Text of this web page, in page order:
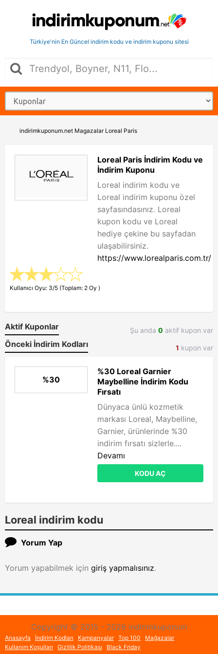
Türkiye'nin En Güncel indirim kodu ve indirim kuponu sitesi
indirimkuponum.net Magazalar Loreal Paris
Loreal Paris İndirim Kodu ve
İndirim Kuponu
Loreal indirim kodu ve
Loreal indirim kuponu özel
sayfasındasınız. Loreal
kupon kodu ve Loreal
hediye çekine bu sayfadan
ulaşabilirsiniz.
https://www.lorealparis.com.tr/
Kullanıcı Oyu: 3/5 (Toplam: 2 Oy )
Aktif Kuponlar Şu anda 0 aktif kupon var
Önceki İndirim Kodları 1 kupon var
%30
%30 Loreal Garnier
Maybelline İndirim Kodu
Fırsatı
Dünyaca ünlü kozmetik
markası Loreal, Maybelline,
Garnier, ürünlerinde %30
indirim fırsatı sizlerle....
Devamı
KODU AÇ
Loreal indirim kodu
Yorum Yap
Yorum yapabilmek için giriş yapmalısınız.
Copyright © 2015 - 2026 indirimkuponum
Anasayfa İndirim Kodları Kampanyalar Top 100
Mağazalar
Kullanım Koşulları
Gizlilik Politikası Black Friday